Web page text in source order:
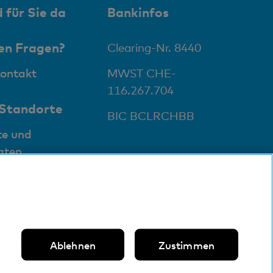
für Sie da
Fragen?
und
Bankinfos
Clearing-Nr. 8440
MWST CHE-
116.267.704
BIC BCLRCHBB
Ablehnen Zustimmen